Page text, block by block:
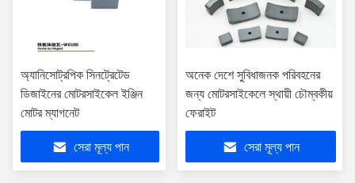
অ্যানিসোট্রপিক সিনট্রেটেড
ডিজাইনের মোটরসাইকেল ইঞ্জিন
মোটর ম্যাগনেট
সেরা মূল্য পান
অনেক দেশে সুবিধাজনক পরিবহনের
জন্য মোটরসাইকেলে স্থায়ী চৌম্বকীয়
ফেরাইট
সেরা মূল্য পান